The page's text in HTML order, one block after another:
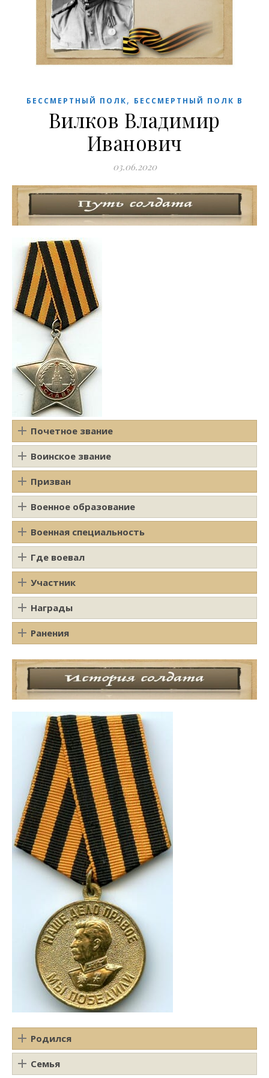
БЕССМЕРТНЫЙ ПОЛК, БЕССМЕРТНЫЙ ПОЛК В
Вилков Владимир
Иванович
03.06.2020
Почетное звание
Воинское звание
Призван
Военное образование
Военная специальность
Где воевал
Участник
Награды
Ранения
Родился
Семья